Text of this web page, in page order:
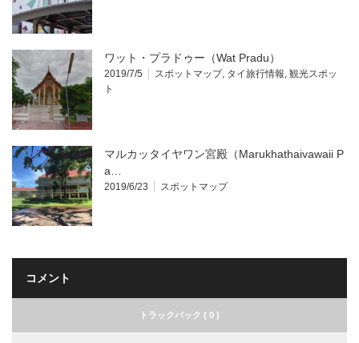
ワット・プラドゥー（Wat Pradu）
2019/7/5 スポットマップ, タイ旅行情報, 観光スポッ
ト
マルカッタイヤワン宮殿（Marukhathaivawaii P
a…
2019/6/23 スポットマップ
コメント
トラックバック ( 0 )